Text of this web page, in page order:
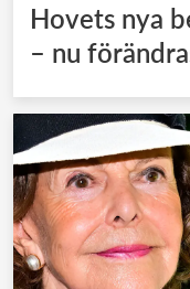
Hovets nya
– nu